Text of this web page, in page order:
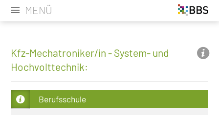
MENÜ
Kfz-Mechatroniker/in - System- und
Hochvolttechnik:
Berufsschule